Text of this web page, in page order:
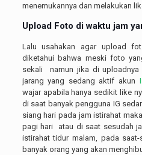
menemukannya dan melakukan
Upload Foto di waktu jam
Lalu usahakan agar upload
diketahui bahwa meski foto
sekali namun jika di uploadnya
jarang yang sedang aktif akun
wajar apabila hanya sedikit like
di saat banyak pengguna IG
siang hari pada jam istirahat
pagi hari atau di saat sesudah
istirahat tidur malam, pada
banyak orang yang akan